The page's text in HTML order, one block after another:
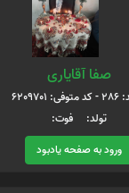
صفا آقایاری
6209701
تولد: فوت:
ورود به صفحه یادبود